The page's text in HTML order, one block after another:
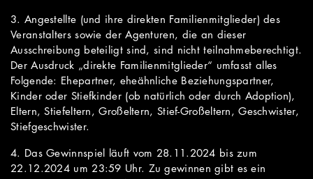
3. Angestellte (und ihre direkten Familienmitglieder) des
Veranstalters sowie der Agenturen, die an dieser
Ausschreibung beteiligt sind, sind nicht teilnahmeberechtigt.
Der Ausdruck „direkte Familienmitglieder“ umfasst alles
Folgende: Ehepartner, eheähnliche Beziehungspartner,
Kinder oder Stiefkinder (ob natürlich oder durch Adoption),
Eltern, Stiefeltern, Großeltern, Stief-Großeltern, Geschwister,
Stiefgeschwister.
4. Das Gewinnspiel läuft vom 28.11.2024 bis zum
22.12.2024 um 23:59 Uhr. Zu gewinnen gibt es ein